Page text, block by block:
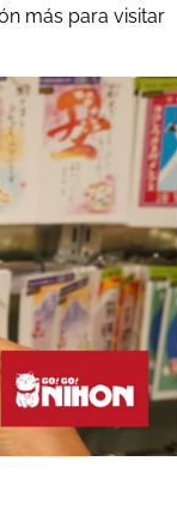
más para visitar